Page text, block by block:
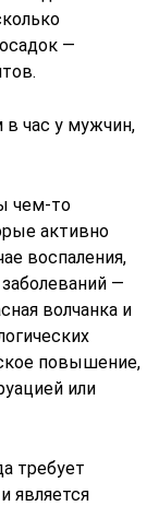
—
в час у мужчин,
чем-то
активно
воспаления,
—
волчанка и
повышение,
или
требует
является